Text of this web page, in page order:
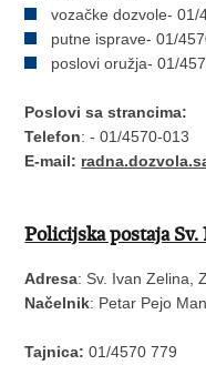
vozačke dozvole- 01/
putne isprave- 01/
poslovi oružja- 01/
Poslovi sa strancima:
Telefon: - 01/4570-013
E-mail:
Policijska postaja
Adresa: Sv. Ivan Zelina,
Načelnik: Petar Pejo
Tajnica:01/4570 779